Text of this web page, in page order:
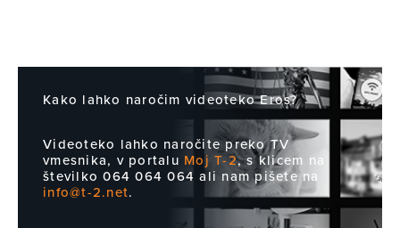
Kako lahko naročim videoteko Eros?
Videoteko lahko naročite preko TV
vmesnika, v portalu Moj T-2, s klicem na
številko 064 064 064 ali nam pišete na
info@t-2.net.